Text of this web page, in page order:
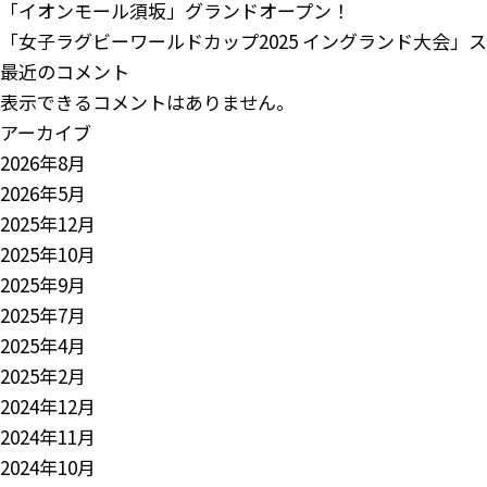
「イオンモール須坂」グランドオープン！
「女子ラグビーワールドカップ2025 イングランド大会」
最近のコメント
表示できるコメントはありません。
アーカイブ
2026年8月
2026年5月
2025年12月
2025年10月
2025年9月
2025年7月
2025年4月
2025年2月
2024年12月
2024年11月
2024年10月